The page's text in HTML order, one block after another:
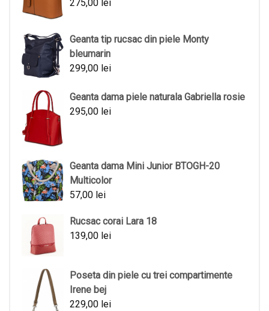
275,00 lei
Geanta tip rucsac din piele Monty
bleumarin
299,00 lei
Geanta dama piele naturala Gabriella rosie
295,00 lei
Geanta dama Mini Junior BTOGH-20
Multicolor
57,00 lei
Rucsac corai Lara 18
139,00 lei
Poseta din piele cu trei compartimente
Irene bej
229,00 lei